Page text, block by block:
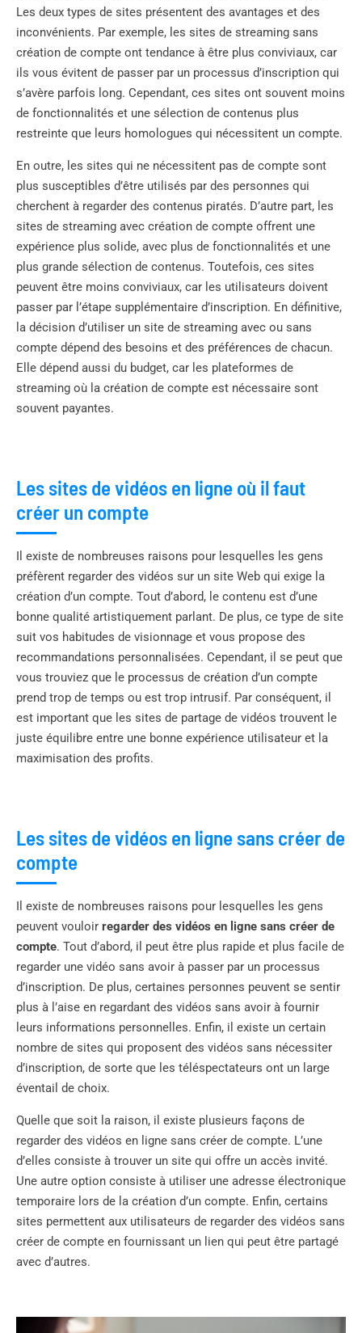
Les deux types de sites présentent des avantages et des
inconvénients. Par exemple, les sites de streaming sans
création de compte ont tendance à être plus conviviaux, car
ils vous évitent de passer par un processus d’inscription qui
s’avère parfois long. Cependant, ces sites ont souvent moins
de fonctionnalités et une sélection de contenus plus
restreinte que leurs homologues qui nécessitent un compte.
En outre, les sites qui ne nécessitent pas de compte sont
plus susceptibles d’être utilisés par des personnes qui
cherchent à regarder des contenus piratés. D’autre part, les
sites de streaming avec création de compte offrent une
expérience plus solide, avec plus de fonctionnalités et une
plus grande sélection de contenus. Toutefois, ces sites
peuvent être moins conviviaux, car les utilisateurs doivent
passer par l’étape supplémentaire d’inscription. En définitive,
la décision d’utiliser un site de streaming avec ou sans
compte dépend des besoins et des préférences de chacun.
Elle dépend aussi du budget, car les plateformes de
streaming où la création de compte est nécessaire sont
souvent payantes.
Les sites de vidéos en ligne où il faut
créer un compte
Il existe de nombreuses raisons pour lesquelles les gens
préfèrent regarder des vidéos sur un site Web qui exige la
création d’un compte. Tout d’abord, le contenu est d’une
bonne qualité artistiquement parlant. De plus, ce type de site
suit vos habitudes de visionnage et vous propose des
recommandations personnalisées. Cependant, il se peut que
vous trouviez que le processus de création d’un compte
prend trop de temps ou est trop intrusif. Par conséquent, il
est important que les sites de partage de vidéos trouvent le
juste équilibre entre une bonne expérience utilisateur et la
maximisation des profits.
Les sites de vidéos en ligne sans créer de
compte
Il existe de nombreuses raisons pour lesquelles les gens
peuvent vouloir regarder des vidéos en ligne sans créer de
compte. Tout d’abord, il peut être plus rapide et plus facile de
regarder une vidéo sans avoir à passer par un processus
d’inscription. De plus, certaines personnes peuvent se sentir
plus à l’aise en regardant des vidéos sans avoir à fournir
leurs informations personnelles. Enfin, il existe un certain
nombre de sites qui proposent des vidéos sans nécessiter
d’inscription, de sorte que les téléspectateurs ont un large
éventail de choix.
Quelle que soit la raison, il existe plusieurs façons de
regarder des vidéos en ligne sans créer de compte. L’une
d’elles consiste à trouver un site qui offre un accès invité.
Une autre option consiste à utiliser une adresse électronique
temporaire lors de la création d’un compte. Enfin, certains
sites permettent aux utilisateurs de regarder des vidéos sans
créer de compte en fournissant un lien qui peut être partagé
avec d’autres.